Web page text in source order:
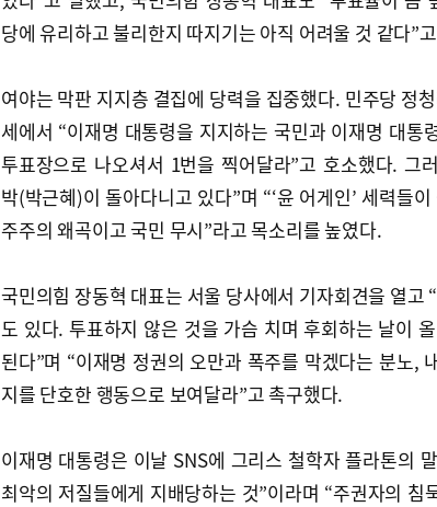
당에 유리하고 불리한지 따지기는 아직 어려울 것 같다”
여야는 막판 지지층 결집에 당력을 집중했다. 민주당 정
세에서 “이재명 대통령을 지지하는 국민과 이재명 대통
투표장으로 나오셔서 1번을 찍어달라”고 호소했다. 그
박(박근혜)이 돌아다니고 있다”며 “‘윤 어게인’ 세력들
주주의 왜곡이고 국민 무시”라고 목소리를 높였다.
국민의힘 장동혁 대표는 서울 당사에서 기자회견을 열고
도 있다. 투표하지 않은 것을 가슴 치며 후회하는 날이
된다”며 “이재명 정권의 오만과 폭주를 막겠다는 분노,
지를 단호한 행동으로 보여달라”고 촉구했다.
이재명 대통령은 이날 SNS에 그리스 철학자 플라톤의
최악의 저질들에게 지배당하는 것”이라며 “주권자의 침